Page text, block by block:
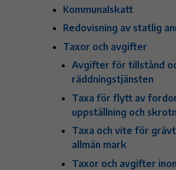
Kommunalskatt
Redovisning av statlig
Taxor och avgifter
Avgifter för tillstånd
räddningstjänsten
Taxa för flytt av
uppställning och
Taxa och vite för
allmän mark
Taxor och avgifter